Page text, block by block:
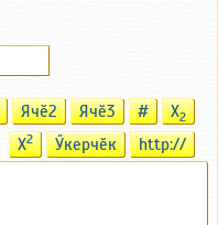
Ячӗ2 Ячӗ3 # X2
X2 Ӳкерчӗк http://